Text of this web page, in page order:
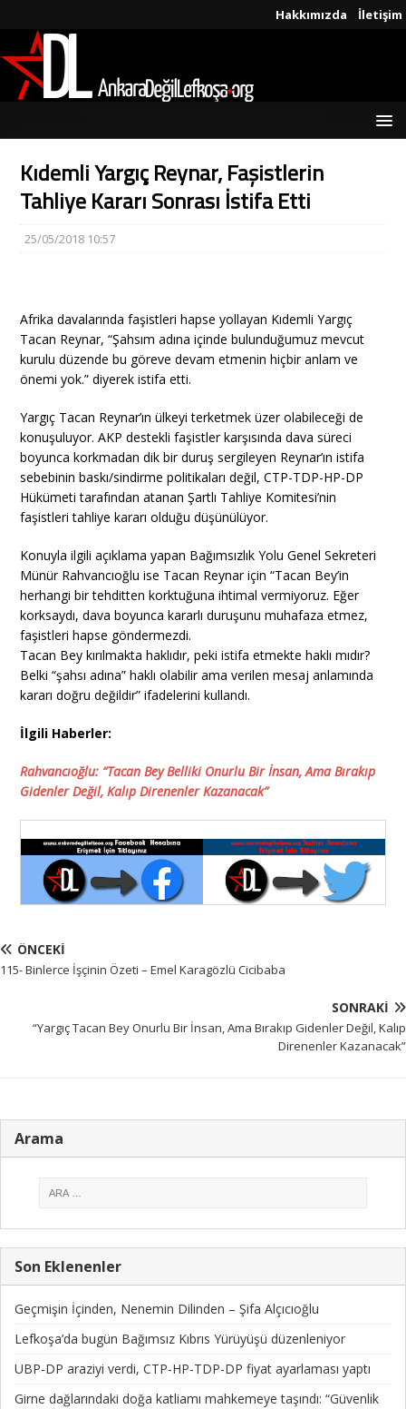
Hakkımızda İletişim
Kıdemli Yargıç Reynar, Faşistlerin
Tahliye Kararı Sonrası İstifa Etti
25/05/2018 10:57
Afrika davalarında faşistleri hapse yollayan Kıdemli Yargıç
Tacan Reynar, “Şahsım adına içinde bulunduğumuz mevcut
kurulu düzende bu göreve devam etmenin hiçbir anlam ve
önemi yok.” diyerek istifa etti.
Yargıç Tacan Reynar’ın ülkeyi terketmek üzer olabileceği de
konuşuluyor. AKP destekli faşistler karşısında dava süreci
boyunca korkmadan dik bir duruş sergileyen Reynar’ın istifa
sebebinin baskı/sindirme politikaları değil, CTP-TDP-HP-DP
Hükümeti tarafından atanan Şartlı Tahliye Komitesi’nin
faşistleri tahliye kararı olduğu düşünülüyor.
Konuyla ilgili açıklama yapan Bağımsızlık Yolu Genel Sekreteri
Münür Rahvancıoğlu ise Tacan Reynar için “Tacan Bey’in
herhangi bir tehditten korktuğuna ihtimal vermiyoruz. Eğer
korksaydı, dava boyunca kararlı duruşunu muhafaza etmez,
faşistleri hapse göndermezdi.
Tacan Bey kırılmakta haklıdır, peki istifa etmekte haklı mıdır?
Belki “şahsı adına” haklı olabilir ama verilen mesaj anlamında
kararı doğru değildir” ifadelerini kullandı.
İlgili Haberler:
Rahvancıoğlu: “Tacan Bey Belliki Onurlu Bir İnsan, Ama Bırakıp
Gidenler Değil, Kalıp Direnenler Kazanacak”
ÖNCEKI
115- Binlerce İşçinin Özeti – Emel Karagözlü Cicibaba
SONRAKI
“Yargıç Tacan Bey Onurlu Bir İnsan, Ama Bırakıp Gidenler Değil, Kalıp
Direnenler Kazanacak”
Arama
Son Eklenenler
Geçmişin İçinden, Nenemin Dilinden – Şifa Alçıcıoğlu
Lefkoşa’da bugün Bağımsız Kıbrıs Yürüyüşü düzenleniyor
UBP-DP araziyi verdi, CTP-HP-TDP-DP fiyat ayarlaması yaptı
Girne dağlarındaki doğa katliamı mahkemeye taşındı: “Güvenlik